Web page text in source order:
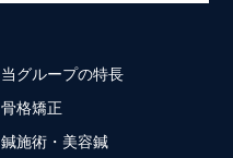
当グループの特長
骨格矯正
鍼施術・美容鍼